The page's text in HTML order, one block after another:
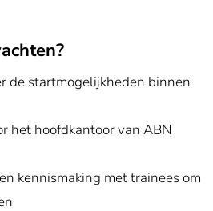
de startmogelijkheden binnen
het hoofdkantoor van ABN
kennismaking met trainees om